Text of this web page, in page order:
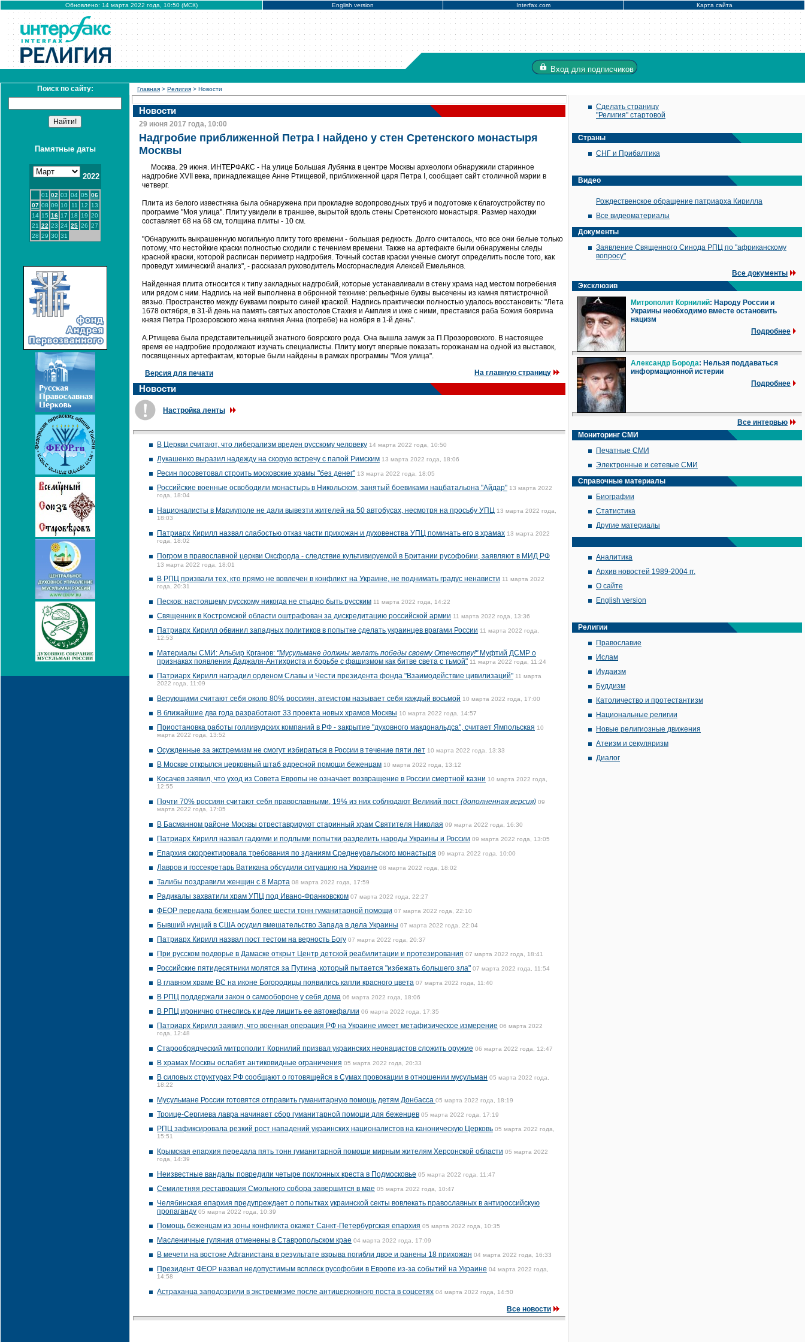
Обновлено: 14 марта 2022 года, 10:50 (МСК) English version Interfax.com Карта сайта
Вход для подписчиков
Поиск по сайту:
Памятные даты
2022
01 02 03 04 05 06
07 08 09 10 11 12
13
14 15 16 17 18 19 20
21 22 23 24 25 26 27
28 29 30 31
Главная > Религия > Новости
Новости
29 июня 2017 года, 10:00
Надгробие приближенной Петра I найдено у стен Сретенского монастыря
Москвы
Москва. 29 июня. ИНТЕРФАКС - На улице Большая Лубянка в центре Москвы археологи обнаружили старинное
надгробие XVII века, принадлежащее Анне Ртищевой, приближенной царя Петра I, сообщает сайт столичной мэрии в
четверг.
Плита из белого известняка была обнаружена при прокладке водопроводных труб и подготовке к благоустройству по
программе "Моя улица". Плиту увидели в траншее, вырытой вдоль стены Сретенского монастыря. Размер находки
составляет 68 на 68 см, толщина плиты - 10 см.
"Обнаружить выкрашенную могильную плиту того времени - большая редкость. Долго считалось, что все они белые только
потому, что нестойкие краски полностью сходили с течением времени. Также на артефакте были обнаружены следы
красной краски, которой расписан периметр надгробия. Точный состав краски ученые смогут определить после того, как
проведут химический анализ", - рассказал руководитель Мосгорнаследия Алексей Емельянов.
Найденная плита относится к типу закладных надгробий, которые устанавливали в стену храма над местом погребения
или рядом с ним. Надпись на ней выполнена в обронной технике: рельефные буквы высечены из камня пятистрочной
вязью. Пространство между буквами покрыто синей краской. Надпись практически полностью удалось восстановить: "Лета
1678 октября, в 31-й день на память святых апостолов Стахия и Амплия и иже с ними, преставися раба Божия боярина
князя Петра Прозоровского жена княгиня Анна (погребе) на ноября в 1-й день".
А.Ртищева была представительницей знатного боярского рода. Она вышла замуж за П.Прозоровского. В настоящее
время ее надгробие продолжают изучать специалисты. Плиту могут впервые показать горожанам на одной из выставок,
посвященных артефактам, которые были найдены в рамках программы "Моя улица".
Версия для печати На главную страницу
Новости
Настройка ленты
В Церкви считают, что либерализм вреден русскому человеку 14 марта 2022 года, 10:50
Лукашенко выразил надежду на скорую встречу с папой Римским 13 марта 2022 года, 18:06
Ресин посоветовал строить московские храмы "без денег" 13 марта 2022 года, 18:05
Российские военные освободили монастырь в Никольском, занятый боевиками нацбатальона "Айдар" 13 марта 2022
года, 18:04
Националисты в Мариуполе не дали вывезти жителей на 50 автобусах, несмотря на просьбу УПЦ 13 марта 2022 года,
18:03
Патриарх Кирилл назвал слабостью отказ части прихожан и духовенства УПЦ поминать его в храмах 13 марта 2022
года, 18:02
Погром в православной церкви Оксфорда - следствие культивируемой в Британии русофобии, заявляют в МИД РФ
13 марта 2022 года, 18:01
В РПЦ призвали тех, кто прямо не вовлечен в конфликт на Украине, не поднимать градус ненависти 11 марта 2022
года, 20:31
Песков: настоящему русскому никогда не стыдно быть русским 11 марта 2022 года, 14:22
Священник в Костромской области оштрафован за дискредитацию российской армии 11 марта 2022 года, 13:36
Патриарх Кирилл обвинил западных политиков в попытке сделать украинцев врагами России 11 марта 2022 года,
12:53
Материалы СМИ: Альбир Крганов: "Мусульмане должны желать победы своему Отечеству!"Муфтий ДСМР о
признаках появления Даджаля-Антихриста и борьбе с фашизмом как битве света с тьмой" 11 марта 2022 года, 11:24
Патриарх Кирилл наградил орденом Славы и Чести президента фонда "Взаимодействие цивилизаций" 11 марта
2022 года, 11:09
Верующими считают себя около 80% россиян, атеистом называет себя каждый восьмой 10 марта 2022 года, 17:00
В ближайшие два года разработают 33 проекта новых храмов Москвы 10 марта 2022 года, 14:57
Приостановка работы голливудских компаний в РФ - закрытие "духовного макдональдса", считает Ямпольская 10
марта 2022 года, 13:52
Осужденные за экстремизм не смогут избираться в России в течение пяти лет 10 марта 2022 года, 13:33
В Москве открылся церковный штаб адресной помощи беженцам 10 марта 2022 года, 13:12
Косачев заявил, что уход из Совета Европы не означает возвращение в России смертной казни 10 марта 2022 года,
12:55
Почти 70% россиян считают себя православными, 19% из них соблюдают Великий пост (дополненная версия) 09
марта 2022 года, 17:05
В Басманном районе Москвы отреставрируют старинный храм Святителя Николая 09 марта 2022 года, 16:30
Патриарх Кирилл назвал гадкими и подлыми попытки разделить народы Украины и России 09 марта 2022 года, 13:05
Епархия скорректировала требования по зданиям Среднеуральского монастыря 09 марта 2022 года, 10:00
Лавров и госсекретарь Ватикана обсудили ситуацию на Украине 08 марта 2022 года, 18:02
Талибы поздравили женщин с 8 Марта 08 марта 2022 года, 17:59
Радикалы захватили храм УПЦ под Ивано-Франковском 07 марта 2022 года, 22:27
ФЕОР передала беженцам более шести тонн гуманитарной помощи 07 марта 2022 года, 22:10
Бывший нунций в США осудил вмешательство Запада в дела Украины 07 марта 2022 года, 22:04
Патриарх Кирилл назвал пост тестом на верность Богу 07 марта 2022 года, 20:37
При русском подворье в Дамаске открыт Центр детской реабилитации и протезирования 07 марта 2022 года, 18:41
Российские пятидесятники молятся за Путина, который пытается "избежать большего зла" 07 марта 2022 года, 11:54
В главном храме ВС на иконе Богородицы появились капли красного цвета 07 марта 2022 года, 11:40
В РПЦ поддержали закон о самообороне у себя дома 06 марта 2022 года, 18:06
В РПЦ иронично отнеслись к идее лишить ее автокефалии 06 марта 2022 года, 17:35
Патриарх Кирилл заявил, что военная операция РФ на Украине имеет метафизическое измерение 06 марта 2022
года, 12:48
Старообрядческий митрополит Корнилий призвал украинских неонацистов сложить оружие 06 марта 2022 года, 12:47
В храмах Москвы ослабят антиковидные ограничения 05 марта 2022 года, 20:33
В силовых структурах РФ сообщают о готовящейся в Сумах провокации в отношении мусульман 05 марта 2022 года,
18:22
Мусульмане России готовятся отправить гуманитарную помощь детям Донбасса 05 марта 2022 года, 18:19
Троице-Сергиева лавра начинает сбор гуманитарной помощи для беженцев 05 марта 2022 года, 17:19
РПЦ зафиксировала резкий рост нападений украинских националистов на каноническую Церковь 05 марта 2022 года,
15:51
Крымская епархия передала пять тонн гуманитарной помощи мирным жителям Херсонской области 05 марта 2022
года, 14:39
Неизвестные вандалы повредили четыре поклонных креста в Подмосковье 05 марта 2022 года, 11:47
Семилетняя реставрация Смольного собора завершится в мае 05 марта 2022 года, 10:47
Челябинская епархия предупреждает о попытках украинской секты вовлекать православных в антироссийскую
пропаганду 05 марта 2022 года, 10:39
Помощь беженцам из зоны конфликта окажет Санкт-Петербургская епархия 05 марта 2022 года, 10:35
Масленичные гуляния отменены в Ставропольском крае 04 марта 2022 года, 17:09
В мечети на востоке Афганистана в результате взрыва погибли двое и ранены 18 прихожан 04 марта 2022 года, 16:33
Президент ФЕОР назвал недопустимым всплеск русофобии в Европе из-за событий на Украине 04 марта 2022 года,
14:58
Астраханца заподозрили в экстремизме после антицерковного поста в соцсетях 04 марта 2022 года, 14:50
Все новости
Сделать страницу
"Религия" стартовой
Страны
СНГ и Прибалтика
Видео
Рождественское обращение патриарха Кирилла
Все видеоматериалы
Документы
Заявление Священного Синода РПЦ по "африканскому
вопросу"
Все документы
Эксклюзив
Митрополит Корнилий: Народу России и
Украины необходимо вместе остановить
нацизм
Подробнее
Александр Борода: Нельзя поддаваться
информационной истерии
Подробнее
Все интервью
Мониторинг СМИ
Печатные СМИ
Электронные и сетевые СМИ
Справочные материалы
Биографии
Статистика
Другие материалы
Аналитика
Архив новостей 1989-2004 гг.
О сайте
English version
Религии
Православие
Ислам
Иудаизм
Буддизм
Католичество и протестантизм
Национальные религии
Новые религиозные движения
Атеизм и секуляризм
Диалог